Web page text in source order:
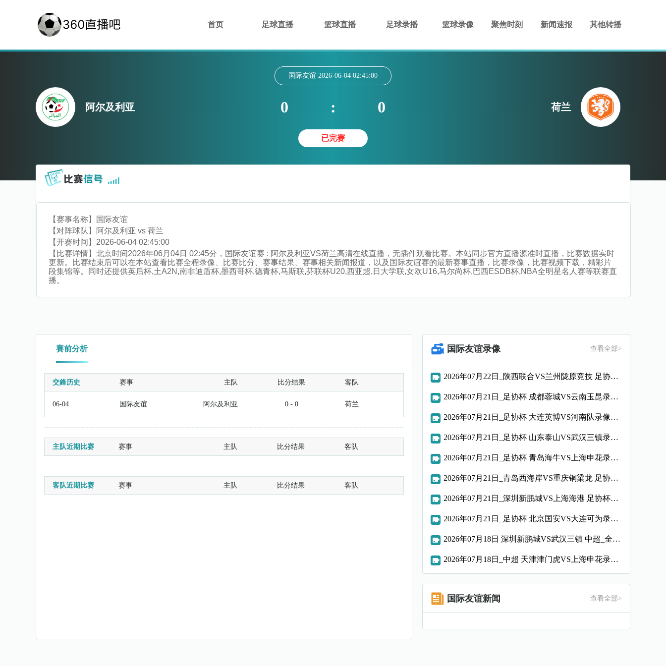
首页 足球直播 篮球直播 足球录播 篮球录像 聚焦时刻 新闻速报 其他转播
阿尔及利亚
国际友谊 2026-06-04 02:45:00
0 : 0
已完赛
荷兰
【赛事名称】
国际友谊
【对阵球队】
阿尔及利亚 vs 荷兰
【开赛时间】 2026-06-04 02:45:00
【比赛详情】 北京时间2026年06月04日 02:45分，国际友谊赛 : 阿尔及利亚VS荷兰高清在线直播，无插件观看比赛。本站同步官方直播源准时直播，比赛数据实时
更新。比赛结束后可以在本站查看比赛全程录像、比赛比分、赛事结果、赛事相关新闻报道，以及国际友谊赛的最新赛事直播，比赛录像，比赛视频下载，精彩片
段集锦等。同时还提供英后杯,土A2N,南非迪盾杯,墨西哥杯,德青杯,马斯联,芬联杯U20,西亚超,日大学联,女欧U16,马尔尚杯,巴西ESDB杯,NBA全明星名人赛等联赛直
播。
賽前分析
交鋒历史 赛事 主队 比分结果 客队
06-04 国际友谊 阿尔及利亚 0 - 0 荷兰
主队近期比赛 赛事 主队 比分结果 客队
客队近期比赛 赛事 主队 比分结果 客队
国际友谊录像 查看全部>
2026年07月22日_陕西联合VS兰州陇原竞技 足协杯录像_全场录像【高清回放】
2026年07月21日_足协杯 成都蓉城VS云南玉昆录像_全场录像【高清回放】
2026年07月21日_足协杯 大连英博VS河南队录像_全场录像【全场回放】
2026年07月21日_足协杯 山东泰山VS武汉三镇录像_全场录像【全场回放】
2026年07月21日_足协杯 青岛海牛VS上海申花录像_全场录像【全场回放】
2026年07月21日_青岛西海岸VS重庆铜梁龙 足协杯录像_高清录像【全场回放】
2026年07月21日_深圳新鹏城VS上海海港 足协杯录像_全场录像【视频集锦】
2026年07月21日_足协杯 北京国安VS大连可为录像_全场录像【全场回放】
2026年07月18日 深圳新鹏城VS武汉三镇 中超_全场录像【视频集锦】
2026年07月18日_中超 天津津门虎VS上海申花录像_全场录像【高清回放】
国际友谊新闻 查看全部>